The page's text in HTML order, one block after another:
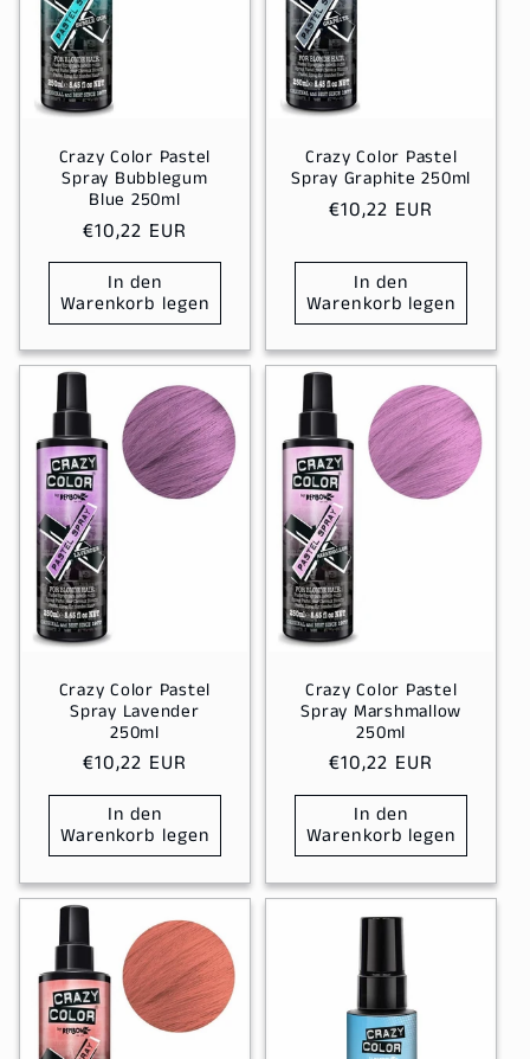
Crazy Color Pastel
Spray Bubblegum
Blue 250ml
Normaler
Preis
€10,22 EUR
In den
Warenkorb legen
Crazy Color Pastel
Spray Graphite 250ml
Normaler
€10,22 EUR
In den
Warenkorb legen
Crazy Color Pastel
Spray Lavender
250ml
Normaler
Preis
€10,22 EUR
In den
Warenkorb legen
Crazy Color Pastel
Spray Marshmallow
250ml
Normaler
Preis
€10,22 EUR
In den
Warenkorb legen